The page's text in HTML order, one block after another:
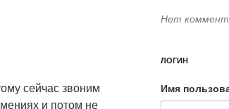
сейчас звоним
и потом не
Нет
ЛОГИН
Имя